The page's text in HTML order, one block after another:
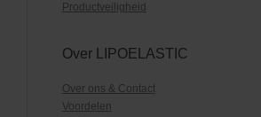
Productveiligheid
Over LIPOELASTIC
Over ons & Contact
Voordelen